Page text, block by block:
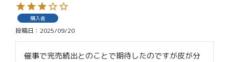
購入者
投稿日 2025/09/20
催事で完売続出とのことで期待したのですが皮が分